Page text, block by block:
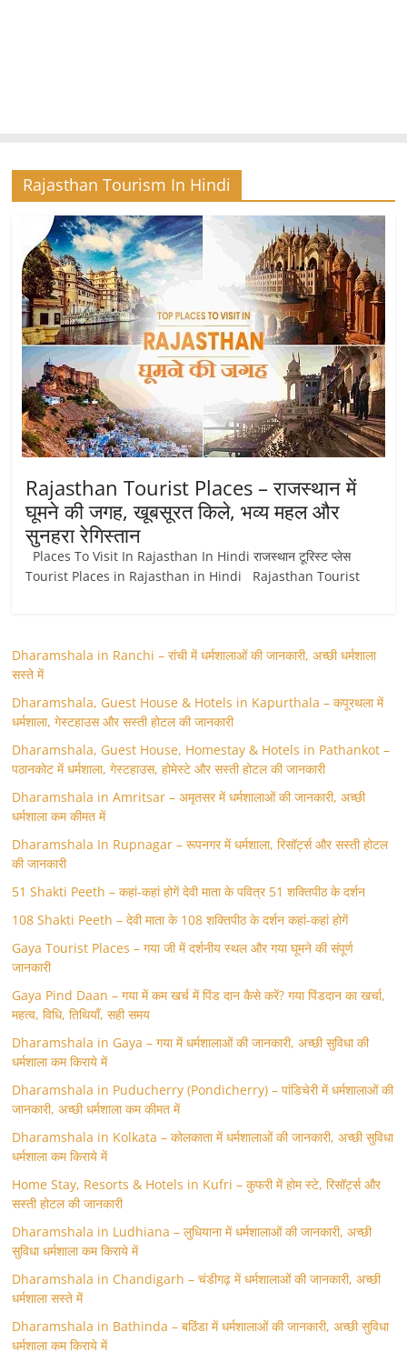
Rajasthan Tourism In Hindi
Rajasthan Tourist Places – राजस्थान में
घूमने की जगह, खूबसूरत किले, भव्य महल और
सुनहरा रेगिस्तान
Places To Visit In Rajasthan In Hindi राजस्थान टूरिस्ट प्लेस
Tourist Places in Rajasthan in Hindi Rajasthan Tourist
Dharamshala in Ranchi – रांची में धर्मशालाओं की जानकारी, अच्छी धर्मशाला
सस्ते में
Dharamshala, Guest House & Hotels in Kapurthala – कपूरथला में
धर्मशाला, गेस्टहाउस और सस्ती होटल की जानकारी
Dharamshala, Guest House, Homestay & Hotels in Pathankot –
पठानकोट में धर्मशाला, गेस्टहाउस, होमेस्टे और सस्ती होटल की जानकारी
Dharamshala in Amritsar – अमृतसर में धर्मशालाओं की जानकारी, अच्छी
धर्मशाला कम कीमत में
Dharamshala In Rupnagar – रूपनगर में धर्मशाला, रिसॉर्ट्स और सस्ती होटल
की जानकारी
51 Shakti Peeth – कहां-कहां होगें देवी माता के पवित्र 51 शक्तिपीठ के दर्शन
108 Shakti Peeth – देवी माता के 108 शक्तिपीठ के दर्शन कहां-कहां होगें
Gaya Tourist Places – गया जी में दर्शनीय स्थल और गया घूमने की संपूर्ण
जानकारी
Gaya Pind Daan – गया में कम खर्च में पिंड दान कैसे करें? गया पिंडदान का खर्चा,
महत्व, विधि, तिथियाँ, सही समय
Dharamshala in Gaya – गया में धर्मशालाओं की जानकारी, अच्छी सुविधा की
धर्मशाला कम किराये में
Dharamshala in Puducherry (Pondicherry) – पांडिचेरी में धर्मशालाओं की
जानकारी, अच्छी धर्मशाला कम कीमत में
Dharamshala in Kolkata – कोलकाता में धर्मशालाओं की जानकारी, अच्छी सुविधा
धर्मशाला कम किराये में
Home Stay, Resorts & Hotels in Kufri – कुफरी में होम स्‍टे, रिसॉर्ट्स और
सस्ती होटल की जानकारी
Dharamshala in Ludhiana – लुधियाना में धर्मशालाओं की जानकारी, अच्छी
सुविधा धर्मशाला कम किराये में
Dharamshala in Chandigarh – चंडीगढ़ में धर्मशालाओं की जानकारी, अच्छी
धर्मशाला सस्ते में
Dharamshala in Bathinda – बठिंडा में धर्मशालाओं की जानकारी, अच्छी सुविधा
धर्मशाला कम किराये में